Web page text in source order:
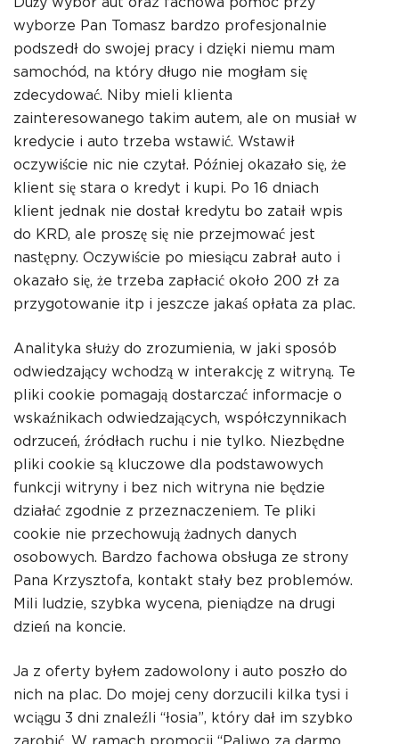
wyborze Pan Tomasz bardzo profesjonalnie
podszedł do swojej pracy i dzięki niemu mam
samochód, na który długo nie mogłam się
zdecydować. Niby mieli klienta
zainteresowanego takim autem, ale on musiał w
kredycie i auto trzeba wstawić. Wstawił
oczywiście nic nie czytał. Później okazało się, że
klient się stara o kredyt i kupi. Po 16 dniach
klient jednak nie dostał kredytu bo zataił wpis
do KRD, ale proszę się nie przejmować jest
następny. Oczywiście po miesiącu zabrał auto i
okazało się, że trzeba zapłacić około 200 zł za
przygotowanie itp i jeszcze jakaś opłata za plac.
Analityka służy do zrozumienia, w jaki sposób
odwiedzający wchodzą w interakcję z witryną. Te
pliki cookie pomagają dostarczać informacje o
wskaźnikach odwiedzających, współczynnikach
odrzuceń, źródłach ruchu i nie tylko. Niezbędne
pliki cookie są kluczowe dla podstawowych
funkcji witryny i bez nich witryna nie będzie
działać zgodnie z przeznaczeniem. Te pliki
cookie nie przechowują żadnych danych
osobowych. Bardzo fachowa obsługa ze strony
Pana Krzysztofa, kontakt stały bez problemów.
Mili ludzie, szybka wycena, pieniądze na drugi
dzień na koncie.
Ja z oferty byłem zadowolony i auto poszło do
nich na plac. Do mojej ceny dorzucili kilka tysi i
wciągu 3 dni znaleźli “łosia”, który dał im szybko
zarobić. W ramach promocji “Paliwo za darmo